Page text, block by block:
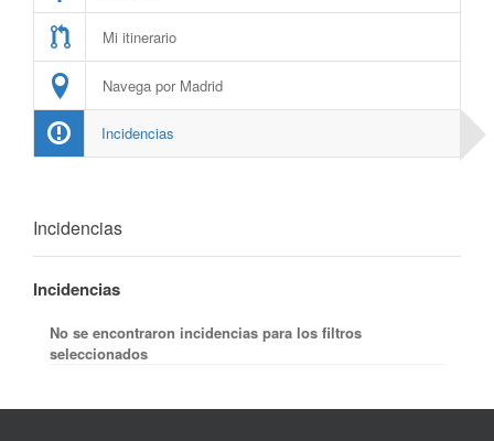
Mi itinerario
Navega por Madrid
Incidencias
Incidencias
Incidencias
No se encontraron incidencias para los filtros
seleccionados